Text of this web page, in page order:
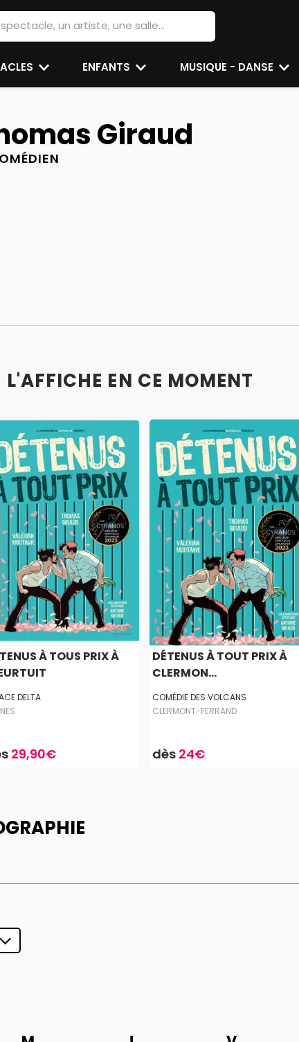
ENFANTS MUSIQUE - DANSE
Giraud
EN CE MOMENT
À TOUS PRIX À
DELTA
29,90€
DÉTENUS À TOUT PRIX À
CLERMON...
COMÉDIE DES VOLCANS
CLERMONT-FERRAND
dès 24€